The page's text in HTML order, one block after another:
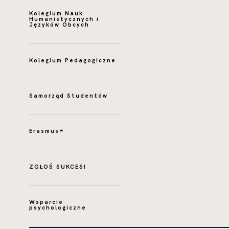
Kolegium Nauk
Humanistycznych i
Języków Obcych
Kolegium Pedagogiczne
Samorząd Studentów
Erasmus+
ZGŁOŚ SUKCES!
Wsparcie
psychologiczne